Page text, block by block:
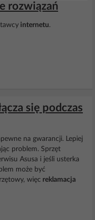
rozwiązań
internetu.
się podczas
na gwarancji. Lepiej
problem. Sprzęt
Asusa i jeśli usterka
może być
więc reklamacja